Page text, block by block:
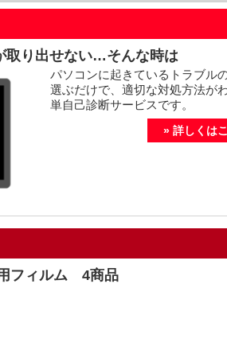
取り出せない…そんな時は
パソコンに起きているトラブル
選ぶだけで、適切な対処方法が
単自己診断サービスです。
» 詳しくは
フィルム 4商品